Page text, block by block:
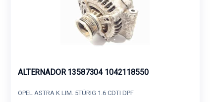
ALTERNADOR 13587304 1042118550
OPEL ASTRA K LIM. 5TÜRIG 1.6 CDTI DPF